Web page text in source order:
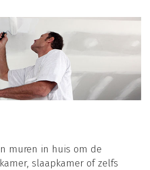
muren in huis om de
slaapkamer of zelfs